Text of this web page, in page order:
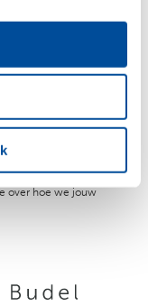
over hoe we jouw